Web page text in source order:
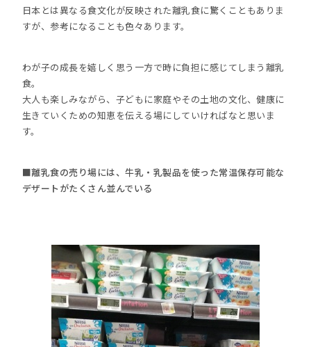
日本とは異なる食文化が反映された離乳食に驚くこともありま
すが、参考になることも色々あります。
わが子の成長を嬉しく思う一方で時に負担に感じてしまう離乳
食。
大人も楽しみながら、子どもに家庭やその土地の文化、健康に
生きていくための知恵を伝える場にしていければなと思いま
す。
■離乳食の売り場には、牛乳・乳製品を使った常温保存可能な
デザートがたくさん並んでいる